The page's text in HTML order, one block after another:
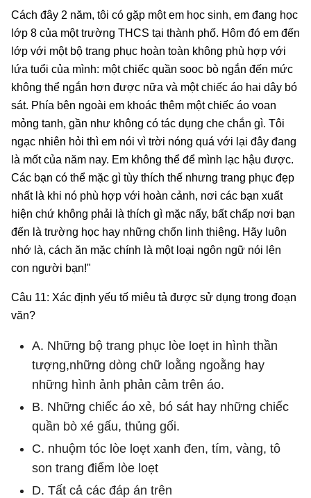
Cách đây 2 năm, tôi có gặp một em học sinh, em đang học
lớp 8 của một trường THCS tại thành phố. Hôm đó em đến
lớp với một bộ trang phục hoàn toàn không phù hợp với
lứa tuổi của mình: một chiếc quần sooc bò ngắn đến mức
không thể ngắn hơn được nữa và một chiếc áo hai dây bó
sát. Phía bên ngoài em khoác thêm một chiếc áo voan
mỏng tanh, gần như không có tác dụng che chắn gì. Tôi
ngạc nhiên hỏi thì em nói vì trời nóng quá với lại đây đang
là mốt của năm nay. Em không thể để mình lạc hậu được.
Các bạn có thể mặc gì tùy thích thế nhưng trang phục đẹp
nhất là khi nó phù hợp với hoàn cảnh, nơi các bạn xuất
hiện chứ không phải là thích gì mặc nấy, bất chấp nơi bạn
đến là trường học hay những chốn linh thiêng. Hãy luôn
nhớ là, cách ăn mặc chính là một loại ngôn ngữ nói lên
con người bạn!"
Câu 11: Xác định yếu tố miêu tả được sử dụng trong đoạn
văn?
A. Những bộ trang phục lòe loẹt in hình thần
tượng,những dòng chữ loằng ngoằng hay
những hình ảnh phản cảm trên áo.
B. Những chiếc áo xẻ, bó sát hay những chiếc
quần bò xé gấu, thủng gối.
C. nhuộm tóc lòe loẹt xanh đen, tím, vàng, tô
son trang điểm lòe loẹt
D. Tất cả các đáp án trên